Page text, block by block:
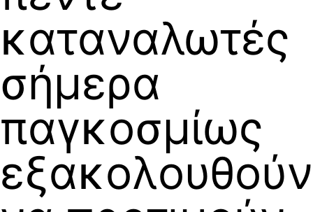
καταναλωτές
σήμερα
παγκοσμίως
εξακολουθούν